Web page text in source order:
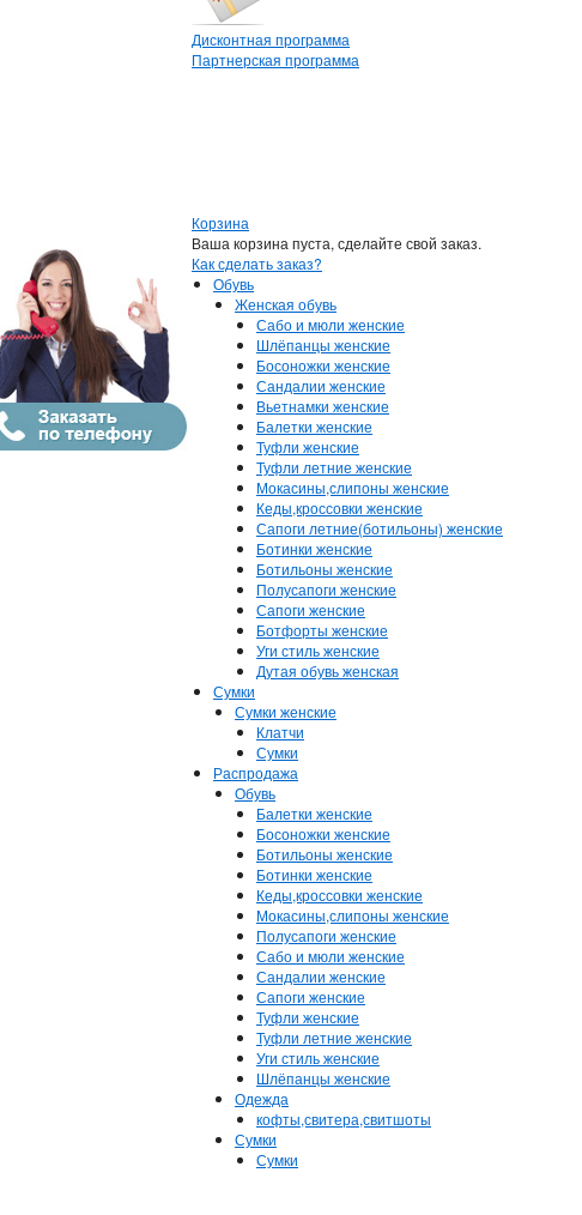
Дисконтная программа
Партнерская программа
Корзина
Ваша корзина пуста, сделайте свой заказ.
Как сделать заказ?
Обувь
Женская обувь
Сабо и мюли женские
Шлёпанцы женские
Босоножки женские
Сандалии женские
Вьетнамки женские
Балетки женские
Туфли женские
Туфли летние женские
Мокасины,слипоны женские
Кеды,кроссовки женские
Сапоги летние(ботильоны) женские
Ботинки женские
Ботильоны женские
Полусапоги женские
Сапоги женские
Ботфорты женские
Уги стиль женские
Дутая обувь женская
Сумки
Сумки женские
Клатчи
Сумки
Распродажа
Обувь
Балетки женские
Босоножки женские
Ботильоны женские
Ботинки женские
Кеды,кроссовки женские
Мокасины,слипоны женские
Полусапоги женские
Сабо и мюли женские
Сандалии женские
Сапоги женские
Туфли женские
Туфли летние женские
Уги стиль женские
Шлёпанцы женские
Одежда
кофты,свитера,свитшоты
Сумки
Сумки